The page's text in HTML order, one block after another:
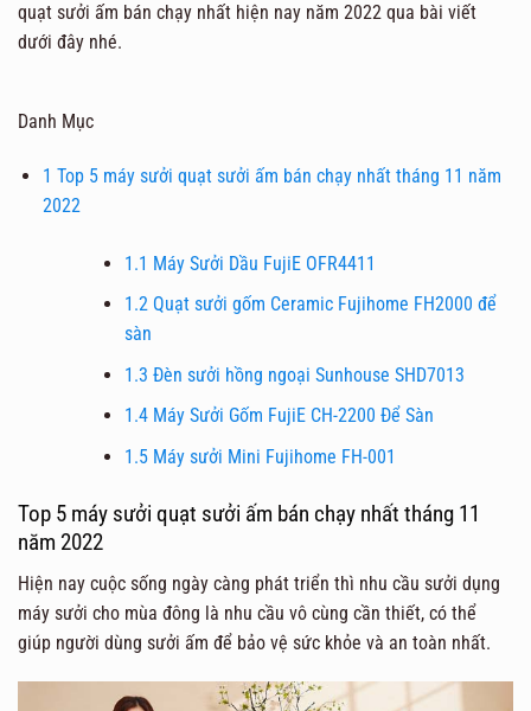
quạt sưởi ấm bán chạy nhất hiện nay năm 2022 qua bài viết
dưới đây nhé.
Danh Mục
1 Top 5 máy sưởi quạt sưởi ấm bán chạy nhất tháng 11 năm
2022
1.1 Máy Sưởi Dầu FujiE OFR4411
1.2Quạt sưởi gốm Ceramic Fujihome FH2000 để
sàn
1.3 Đèn sưởi hồng ngoại Sunhouse SHD7013
1.4Máy Sưởi Gốm FujiE CH-2200 Để Sàn
1.5Máy sưởi Mini Fujihome FH-001
Top 5 máy sưởi quạt sưởi ấm bán chạy nhất tháng 11
năm 2022
Hiện nay cuộc sống ngày càng phát triển thì nhu cầu sưởi dụng
máy sưởi cho mùa đông là nhu cầu vô cùng cần thiết, có thể
giúp người dùng sưởi ấm để bảo vệ sức khỏe và an toàn nhất.